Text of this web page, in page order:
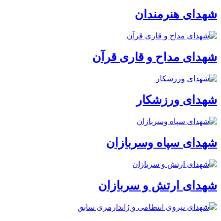
شهدای هنرمندان
شهدای مداح و قاری قرآن
شهدای ورزشکار
شهدای سپاه وسربازان
شهدای ارتش و سربازان